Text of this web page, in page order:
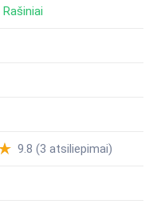
Rašiniai
9.8 (3 atsiliepimai)